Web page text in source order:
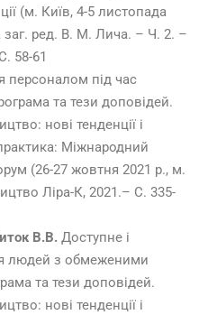
(м. Київ, 4-5 листопада
заг. ред. В. М. Лича. – Ч. 2. –
58-61
персоналом під час
та тези доповідей.
нові тенденції і
Міжнародний
(26-27 жовтня 2021 р., м.
Ліра-К, 2021.– C. 335-
В.В. Доступне і
людей з обмеженими
та тези доповідей.
нові тенденції і